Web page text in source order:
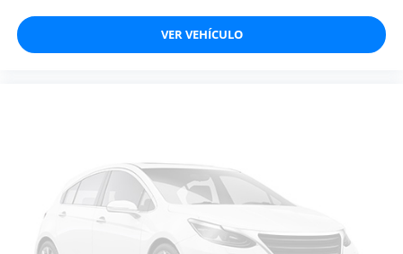
VER VEHÍCULO